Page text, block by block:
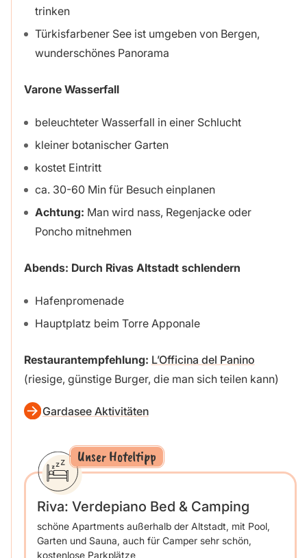
trinken
Türkisfarbener See ist umgeben von Bergen,
wunderschönes Panorama
Varone Wasserfall
beleuchteter Wasserfall in einer Schlucht
kleiner botanischer Garten
kostet Eintritt
ca. 30-60 Min für Besuch einplanen
Achtung: Man wird nass, Regenjacke oder
Poncho mitnehmen
Abends: Durch Rivas Altstadt schlendern
Hafenpromenade
Hauptplatz beim Torre Apponale
Restaurantempfehlung: L’Officina del Panino
(riesige, günstige Burger, die man sich teilen kann)
Gardasee Aktivitäten
Unser Hoteltipp
Riva: Verdepiano Bed & Camping
schöne Apartments außerhalb der Altstadt, mit Pool,
Garten und Sauna, auch für Camper sehr schön,
kostenlose Parkplätze